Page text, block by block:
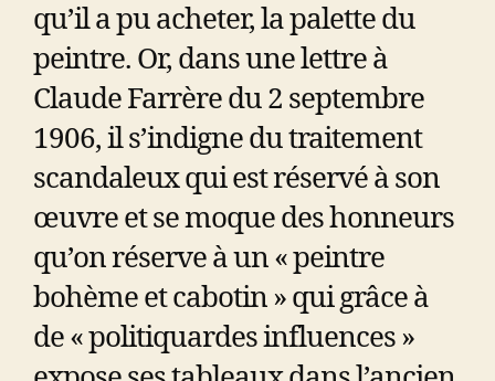
qu’il a pu acheter, la palette du
peintre. Or, dans une lettre à
Claude Farrère du 2 septembre
1906, il s’indigne du traitement
scandaleux qui est réservé à son
œuvre et se moque des honneurs
qu’on réserve à un « peintre
bohème et cabotin » qui grâce à
de « politiquardes influences »